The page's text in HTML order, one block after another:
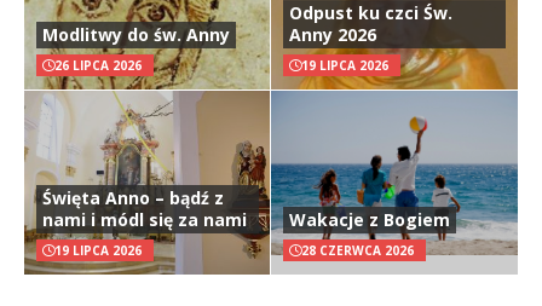
Modlitwy do św. Anny
26 LIPCA 2026
Odpust ku czci Św.
Anny 2026
19 LIPCA 2026
Święta Anno – bądź z
nami i módl się za nami
19 LIPCA 2026
Wakacje z Bogiem
28 CZERWCA 2026